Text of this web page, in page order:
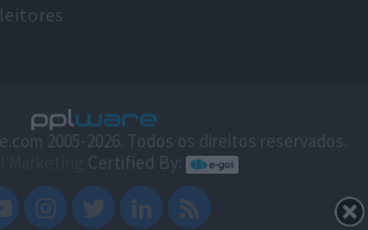
2005-2026. Todos os direitos reservados.
Certified By: